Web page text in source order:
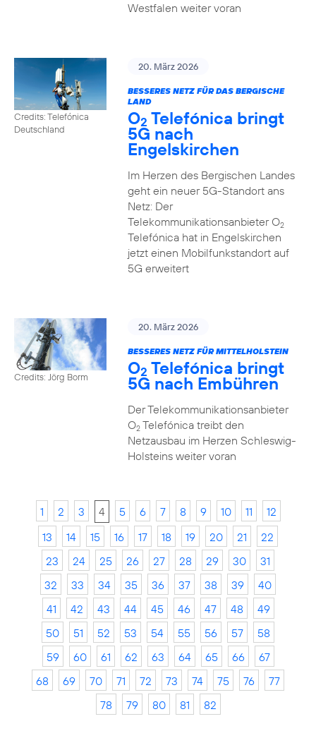
Westfalen weiter voran
Credits: Telefónica
Deutschland
20. März 2026
BESSERES NETZ FÜR DAS BERGISCHE
LAND
O2 Telefónica bringt
5G nach
Engelskirchen
Im Herzen des Bergischen Landes
geht ein neuer 5G-Standort ans
Netz: Der
Telekommunikationsanbieter O2
Telefónica hat in Engelskirchen
jetzt einen Mobilfunkstandort auf
5G erweitert
Credits: Jörg Borm
20. März 2026
BESSERES NETZ FÜR MITTELHOLSTEIN
O2 Telefónica bringt
5G nach Embühren
Der Telekommunikationsanbieter
O2Telefónica treibt den
Netzausbau im Herzen Schleswig-
Holsteins weiter voran
1 2 3 4 5 6 7 8 9 10 11
12
13
14 15 16 17 18 19 20 21
22
23
24 25 26 27 28 29 30
31
32
33 34 35 36 37 38 39
40
41
42 43 44 45 46 47 48
49
50
51 52 53 54 55 56 57
58
59
60 61 62 63 64 65 66
67
68
69 70 71 72 73 74 75 76
77
78
79 80 81 82